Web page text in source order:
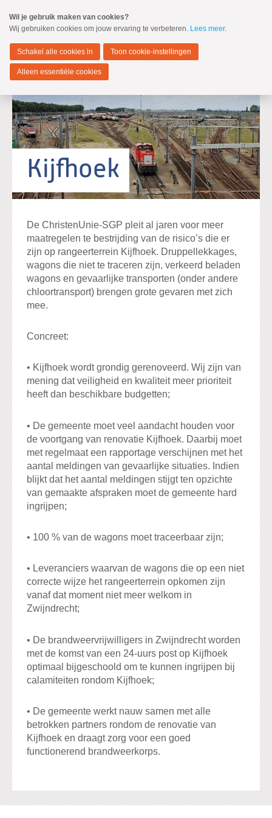
naar
Spring
de
inhoud
Spring
naar
hoofdmenu
Zwijndrecht
MENU
Standpunten
Verkiezingsprogramma 2026-2030
Zoeken
Kijfhoek
De ChristenUnie-SGP pleit al jaren voor meer
maatregelen te bestrijding van de risico’s die er
zijn op rangeerterrein Kijfhoek. Druppellekkages,
wagons die niet te traceren zijn, verkeerd beladen
wagons en gevaarlijke transporten (onder andere
chloortransport) brengen grote gevaren met zich
mee.
Concreet:
• Kijfhoek wordt grondig gerenoveerd. Wij zijn van
mening dat veiligheid en kwaliteit meer prioriteit
heeft dan beschikbare budgetten;
• De gemeente moet veel aandacht houden voor
de voortgang van renovatie Kijfhoek. Daarbij moet
met regelmaat een rapportage verschijnen met het
aantal meldingen van gevaarlijke situaties. Indien
blijkt dat het aantal meldingen stijgt ten opzichte
van gemaakte afspraken moet de gemeente hard
ingrijpen;
• 100 % van de wagons moet traceerbaar zijn;
• Leveranciers waarvan de wagons die op een niet
correcte wijze het rangeerterrein opkomen zijn
vanaf dat moment niet meer welkom in
Zwijndrecht;
• De brandweervrijwilligers in Zwijndrecht worden
met de komst van een 24-uurs post op Kijfhoek
optimaal bijgeschoold om te kunnen ingrijpen bij
calamiteiten rondom Kijfhoek;
• De gemeente werkt nauw samen met alle
betrokken partners rondom de renovatie van
Kijfhoek en draagt zorg voor een goed
functionerend brandweerkorps.
Wil je gebruik maken van cookies?
Wij gebruiken cookies om jouw ervaring te verbeteren. Lees meer.
Schakel alle cookies in Toon cookie-instellingen
Alleen essentiële cookies